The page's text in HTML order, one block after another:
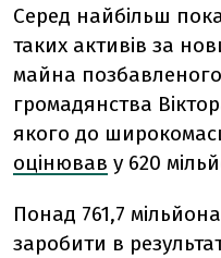
Серед найбільш
таких активів за
майна позбавленого
громадянства
якого до
оцінював у 620
Понад 761,7
заробити в